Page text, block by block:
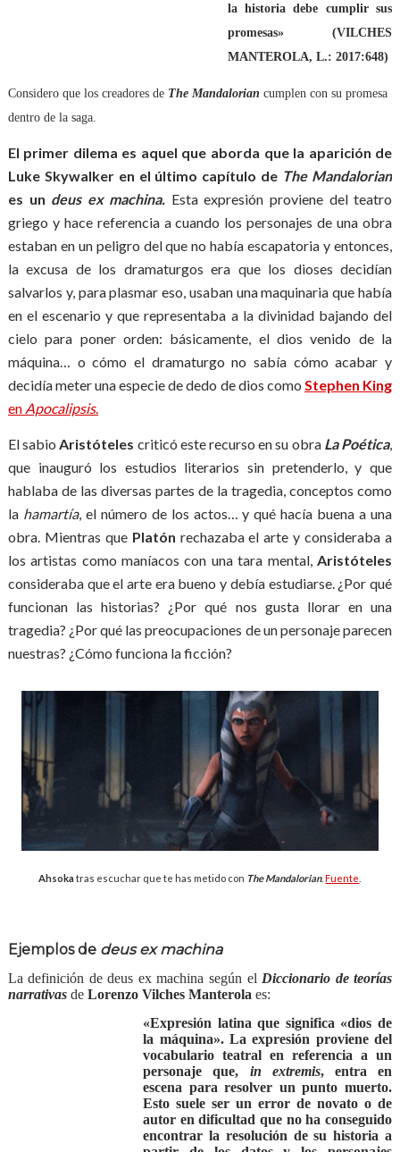
la historia debe cumplir sus
promesas» (VILCHES
MANTEROLA, L.: 2017:648)
Considero que los creadores de The Mandalorian cumplen con su promesa
dentro de la saga.
El primer dilema es aquel que aborda que la aparición de
Luke Skywalker en el último capítulo de The Mandalorian
es un deus ex machina. Esta expresión proviene del teatro
griego y hace referencia a cuando los personajes de una obra
estaban en un peligro del que no había escapatoria y entonces,
la excusa de los dramaturgos era que los dioses decidían
salvarlos y, para plasmar eso, usaban una maquinaria que había
en el escenario y que representaba a la divinidad bajando del
cielo para poner orden: básicamente, el dios venido de la
máquina… o cómo el dramaturgo no sabía cómo acabar y
decidía meter una especie de dedo de dios como Stephen King
en Apocalipsis.
El sabioAristóteles criticó este recurso en su obra La Poética,
que inauguró los estudios literarios sin pretenderlo, y que
hablaba de las diversas partes de la tragedia, conceptos como
la hamartía, el número de los actos… y qué hacía buena a una
obra. Mientras que Platón rechazaba el arte y consideraba a
los artistas como maníacos con una tara mental,Aristóteles
consideraba que el arte era bueno y debía estudiarse. ¿Por qué
funcionan las historias? ¿Por qué nos gusta llorar en una
tragedia? ¿Por qué las preocupaciones de un personaje parecen
nuestras? ¿Cómo funciona la ficción?
Ahsokatras escuchar que te has metido con The Mandalorian.Fuente
Ejemplos de deus ex machina
La definición de deus ex machina según el Diccionario de teorías
narrativasde Lorenzo Vilches Manterola es:
«Expresión latina que significa «dios de
la máquina». La expresión proviene del
vocabulario teatral en referencia a un
personaje que, in extremis, entra en
escena para resolver un punto muerto.
Esto suele ser un error de novato o de
autor en dificultad que no ha conseguido
encontrar la resolución de su historia a